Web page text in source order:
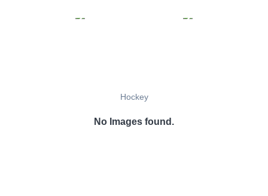
Hockey
No Images found.